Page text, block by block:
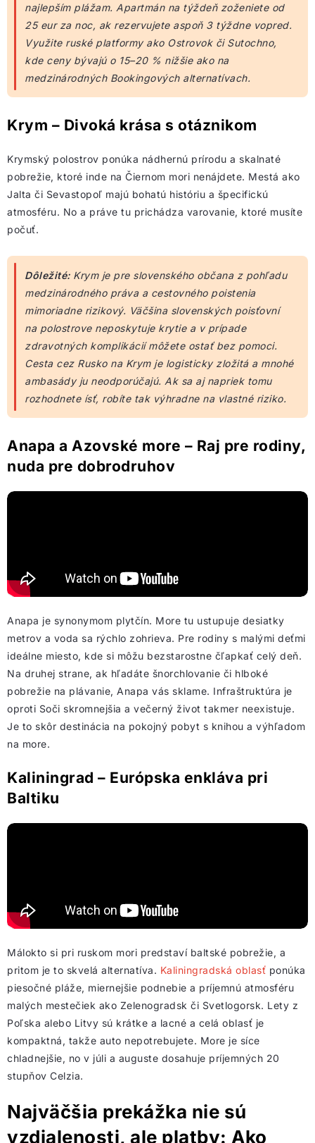
najlepším plážam. Apartmán na týždeň zoženiete od
25 eur za noc, ak rezervujete aspoň 3 týždne vopred.
Využite ruské platformy ako Ostrovok či Sutochno,
kde ceny bývajú o 15–20 % nižšie ako na
medzinárodných Bookingových alternatívach.
Krym – Divoká krása s otáznikom
Krymský polostrov ponúka nádhernú prírodu a skalnaté
pobrežie, ktoré inde na Čiernom mori nenájdete. Mestá ako
Jalta či Sevastopoľ majú bohatú históriu a špecifickú
atmosféru. No a práve tu prichádza varovanie, ktoré musíte
počuť.
Dôležité:Krym je pre slovenského občana z pohľadu
medzinárodného práva a cestovného poistenia
mimoriadne rizikový. Väčšina slovenských poisťovní
na polostrove neposkytuje krytie a v prípade
zdravotných komplikácií môžete ostať bez pomoci.
Cesta cez Rusko na Krym je logisticky zložitá a mnohé
ambasády ju neodporúčajú. Ak sa aj napriek tomu
rozhodnete ísť, robíte tak výhradne na vlastné riziko.
Anapa a Azovské more – Raj pre rodiny,
nuda pre dobrodruhov
Anapa je synonymom plytčín. More tu ustupuje desiatky
metrov a voda sa rýchlo zohrieva. Pre rodiny s malými deťmi
ideálne miesto, kde si môžu bezstarostne čľapkať celý deň.
Na druhej strane, ak hľadáte šnorchlovanie či hlboké
pobrežie na plávanie, Anapa vás sklame. Infraštruktúra je
oproti Soči skromnejšia a večerný život takmer neexistuje.
Je to skôr destinácia na pokojný pobyt s knihou a výhľadom
na more.
Kaliningrad – Európska enkláva pri
Baltiku
Málokto si pri ruskom mori predstaví baltské pobrežie, a
pritom je to skvelá alternatíva. Kaliningradská oblasť ponúka
piesočné pláže, miernejšie podnebie a príjemnú atmosféru
malých mestečiek ako Zelenogradsk či Svetlogorsk. Lety z
Poľska alebo Litvy sú krátke a lacné a celá oblasť je
kompaktná, takže auto nepotrebujete. More je síce
chladnejšie, no v júli a auguste dosahuje príjemných 20
stupňov Celzia.
Najväčšia prekážka nie sú
vzdialenosti, ale platby: Ako